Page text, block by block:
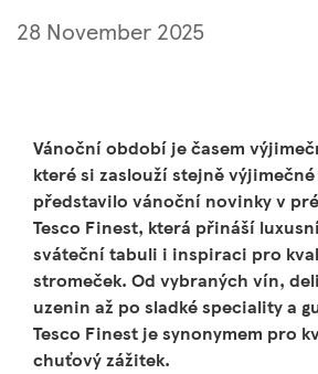
28 November 2025
Vánoční období je časem
které si zaslouží stejně
představilo vánoční novinky v
Tesco Finest, která přináší
sváteční tabuli i inspiraci pro
stromeček. Od vybraných vín,
uzenin až po sladké speciality a
Tesco Finest je synonymem pro
chuťový zážitek.